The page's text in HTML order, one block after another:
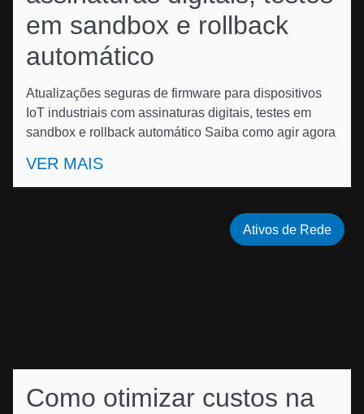
em sandbox e rollback
automático
Atualizações seguras de firmware para dispositivos
IoT industriais com assinaturas digitais, testes em
sandbox e rollback automático Saiba como agir agora
VER MAIS
Como otimizar custos na
Ativos de Rede